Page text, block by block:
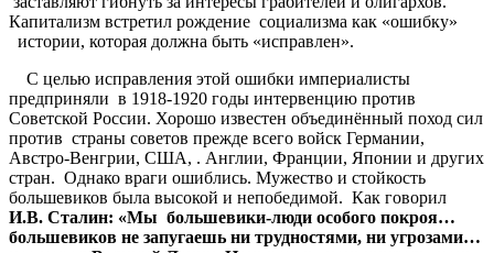
Капитализм встретил рождение социализма как «ошибку»
истории, которая должна быть «исправлен».
С целью исправления этой ошибки империалисты
предприняли в 1918-1920 годы интервенцию против
Советской России. Хорошо известен объединённый поход сил
против страны советов прежде всего войск Германии,
Австро-Венгрии, США, . Англии, Франции, Японии и других
стран. Однако враги ошиблись. Мужество и стойкость
большевиков была высокой и непобедимой. Как говорил
И.В. Сталин: «Мы большевики-люди особого покроя…
большевиков не запугаешь ни трудностями, ни угрозами…